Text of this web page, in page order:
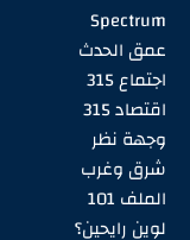
Spectrum
عمق الحدث
اجتماع 315
اقتصاد 315
وجهة نظر
شرق وغرب
الملف 101
لوين رايحين؟